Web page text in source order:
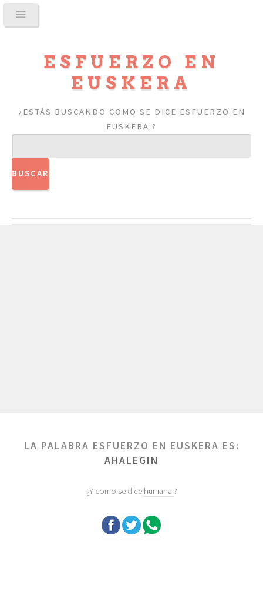
ESFUERZO EN
EUSKERA
¿ESTÁS BUSCANDO COMO SE DICE ESFUERZO EN
EUSKERA ?
LA PALABRA ESFUERZO EN EUSKERA ES:
AHALEGIN
¿Y como se dice humana ?